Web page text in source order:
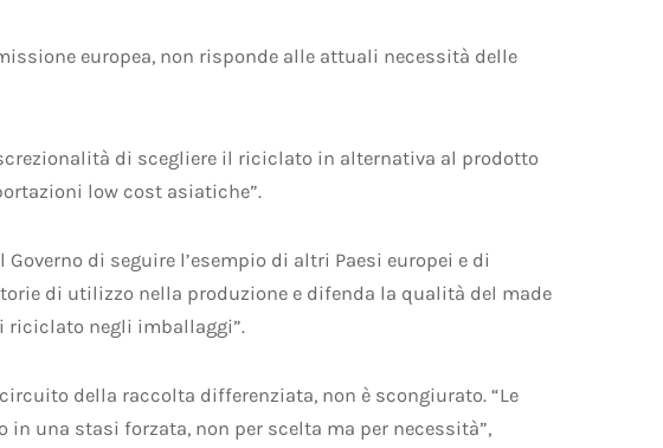
europea, non risponde alle attuali necessità delle
di scegliere il riciclato in alternativa al prodotto
low cost asiatiche”.
di seguire l’esempio di altri Paesi europei e di
di utilizzo nella produzione e difenda la qualità del made
riciclato negli imballaggi”.
della raccolta differenziata, non è scongiurato. “Le
una stasi forzata, non per scelta ma per necessità”,